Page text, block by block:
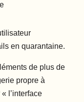
en quarantaine.
de plus de
propre à
l’interface